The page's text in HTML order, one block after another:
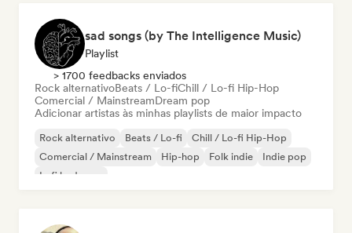
sad songs (by The Intelligence Music)
Playlist
> 1700 feedbacks enviados
Rock alternativoBeats / Lo-fiChill / Lo-fi Hip-Hop
Comercial / MainstreamDream pop
Adicionar artistas às minhas playlists de maior impacto
Rock alternativo Beats / Lo-fi
Chill / Lo-fi Hip-Hop
Comercial / Mainstream
Hip-hop Folk indie
Indie pop
Lofi bedroom